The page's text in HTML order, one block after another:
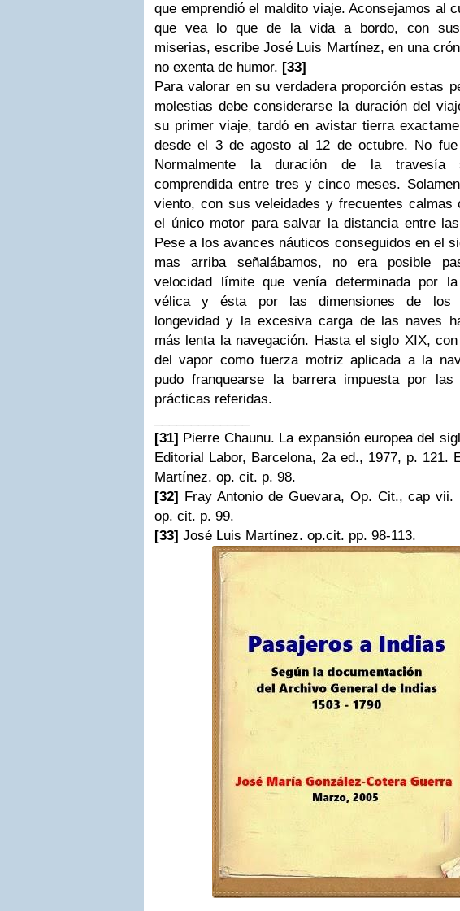
que emprendió el maldito viaje. Aconsejamos al
que vea lo que de la vida a bordo, con
miserias, escribe José Luis Martínez, en una
no exenta de humor. [33]
Para valorar en su verdadera proporción estas
molestias debe considerarse la duración del
su primer viaje, tardó en avistar tierra
desde el 3 de agosto al 12 de octubre. No fue
Normalmente la duración de la travesía
comprendida entre tres y cinco meses.
viento, con sus veleidades y frecuentes calmas
el único motor para salvar la distancia entre
Pese a los avances náuticos conseguidos en el
mas arriba señalábamos, no era posible
velocidad límite que venía determinada por
vélica y ésta por las dimensiones de los
longevidad y la excesiva carga de las naves
más lenta la navegación. Hasta el siglo XIX,
del vapor como fuerza motriz aplicada a la
pudo franquearse la barrera impuesta por las
prácticas referidas.
[31] Pierre Chaunu. La expansión europea del
Editorial Labor, Barcelona, 2a ed., 1977, p. 121.
Martínez. op. cit. p. 98.
[32] Fray Antonio de Guevara, Op. Cit., cap vii.
op. cit. p. 99.
[33] José Luis Martínez. op.cit. pp. 98-113.